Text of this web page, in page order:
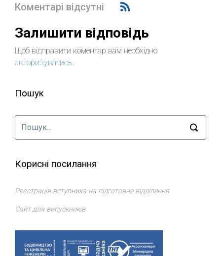
Коментарі відсутні
Залишити відповідь
Щоб відправити коментар вам необхідно
авторизуватись.
Пошук
Корисні посилання
Реєстрація вступника на підготовче відділення
Сайт для випускників